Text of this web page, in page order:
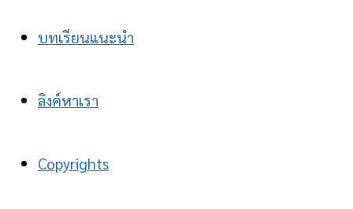
บทเรียนแนะนำ
ลิงค์หาเรา
Copyrights